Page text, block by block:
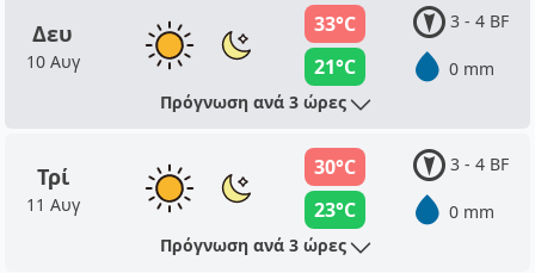
Δευ
10 Αυγ
33°C
21°C
3 - 4 BF
0 mm
Πρόγνωση ανά 3 ώρες
Τρί
11 Αυγ
30°C
23°C
3 - 4 BF
0 mm
Πρόγνωση ανά 3 ώρες